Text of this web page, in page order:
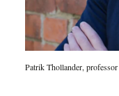
Patrik Thollander,